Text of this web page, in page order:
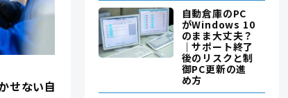
せない自
自動倉庫のPC
がWindows 10
のまま大丈夫？
｜サポート終了
後のリスクと制
御PC更新の進
め方